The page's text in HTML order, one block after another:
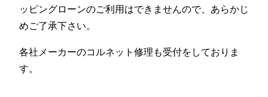
ッピングローンのご利用はできませんので、あらかじ
めご了承下さい。
各社メーカーのコルネット修理も受付をしておりま
す。